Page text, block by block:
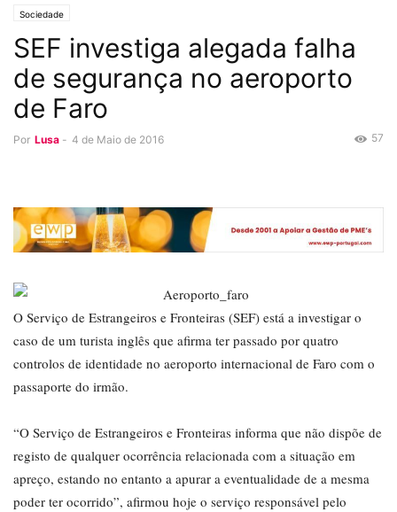
Sociedade
SEF investiga alegada falha
de segurança no aeroporto
de Faro
Por Lusa - 4 de Maio de 2016 57
O Serviço de Estrangeiros e Fronteiras (SEF) está a investigar o
caso de um turista inglês que afirma ter passado por quatro
controlos de identidade no aeroporto internacional de Faro com o
passaporte do irmão.
“O Serviço de Estrangeiros e Fronteiras informa que não dispõe de
registo de qualquer ocorrência relacionada com a situação em
apreço, estando no entanto a apurar a eventualidade de a mesma
poder ter ocorrido”, afirmou hoje o serviço responsável pelo